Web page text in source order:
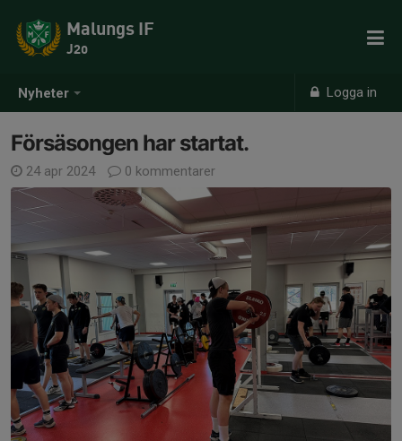
Nyheter Logga in
Malungs IF
J20
Försäsongen har startat.
24 apr 2024 0 kommentarer